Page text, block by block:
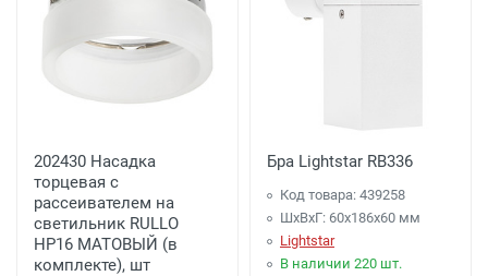
202430 Насадка
торцевая с
рассеивателем на
светильник RULLO
HP16 МАТОВЫЙ (в
комплекте), шт
Бра Lightstar RB336
Код товара: 439258
ШхВхГ: 60x186x60 мм
Lightstar
В наличии 220 шт.